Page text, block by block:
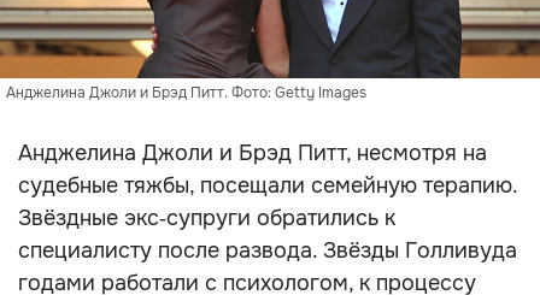
Анджелина Джоли и Брэд Питт. Фото: Getty Images
Анджелина Джоли и Брэд Питт, несмотря на
судебные тяжбы, посещали семейную терапию.
Звёздные экс‑супруги обратились к
специалисту после развода. Звёзды Голливуда
годами работали с психологом, к процессу